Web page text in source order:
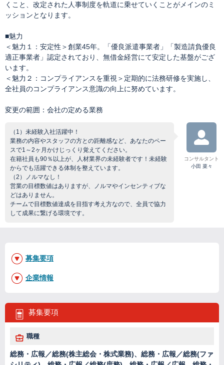
くこと、改定された人事制度を軌道に乗せていくことがメインのミ
ッションとなります。
■魅力
＜魅力１：安定性＞創業45年。「優良派遣事業者」「製造請負優良
適正事業者」認定されており、無借金経営にて安定した基盤がござ
います。
＜魅力２：コンプライアンスを重視＞定期的に法務研修を実施し、
全社員のコンプライアンス意識の向上に努めています。
変更の範囲：会社の定める業務
（1）未経験入社活躍中！
業務の内容やスタッフの方との距離感など、あなたのペー
スで1～2ヶ月かけじっくり覚えてください。
在籍社員も90％以上が、人材業界の未経験者です！未経験
からでも活躍できる体制を整えています。
（2）ノルマなし！
営業の目標数値はありますが、ノルマやインセンティブな
どはありません。
チームで目標数値達成を目指す考え方なので、全員で協力
して成果に繋げる環境です。
コンサルタント
小田 菜々
募集要項
職種
総務・広報／総務(株主総会・株式業務)、総務・広報／総務(ファ
募集要項
企業情報